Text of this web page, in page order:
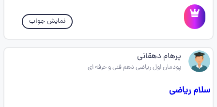
نمایش جواب
پرهام دهقانی
پودمان اول ریاضی دهم فنی و حرفه ای
سلام ریاضی